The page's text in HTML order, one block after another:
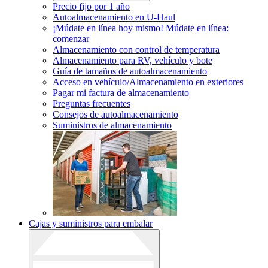
Precio fijo por 1 año
Autoalmacenamiento en U-Haul
¡Múdate en línea hoy mismo! Múdate en línea:
comenzar
Almacenamiento con control de temperatura
Almacenamiento para RV, vehículo y bote
Guía de tamaños de autoalmacenamiento
Acceso en vehículo/Almacenamiento en exteriores
Pagar mi factura de almacenamiento
Preguntas frecuentes
Consejos de autoalmacenamiento
Suministros de almacenamiento
Cajas y suministros para embalar